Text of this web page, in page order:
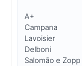
A+
Campana
Lavoisier
Delboni
Salomão e Zopp